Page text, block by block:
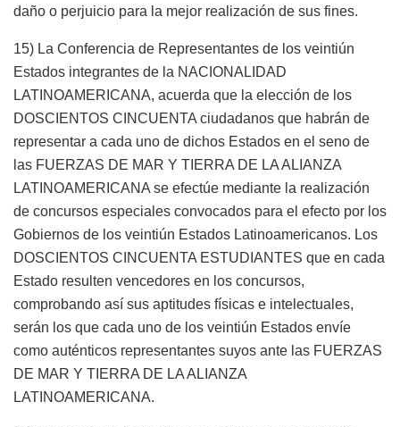
daño o perjuicio para la mejor realización de sus fines.
15) La Conferencia de Representantes de los veintiún
Estados integrantes de la NACIONALIDAD
LATINOAMERICANA, acuerda que la elección de los
DOSCIENTOS CINCUENTA ciudadanos que habrán de
representar a cada uno de dichos Estados en el seno de
las FUERZAS DE MAR Y TIERRA DE LA ALIANZA
LATINOAMERICANA se efectúe mediante la realización
de concursos especiales convocados para el efecto por los
Gobiernos de los veintiún Estados Latinoamericanos. Los
DOSCIENTOS CINCUENTA ESTUDIANTES que en cada
Estado resulten vencedores en los concursos,
comprobando así sus aptitudes físicas e intelectuales,
serán los que cada uno de los veintiún Estados envíe
como auténticos representantes suyos ante las FUERZAS
DE MAR Y TIERRA DE LA ALIANZA
LATINOAMERICANA.